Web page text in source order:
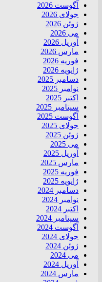
آگوست 2026
جولای 2026
ژوئن 2026
می 2026
آوریل 2026
مارس 2026
فوریه 2026
ژانویه 2026
دسامبر 2025
نوامبر 2025
اکتبر 2025
سپتامبر 2025
آگوست 2025
جولای 2025
ژوئن 2025
می 2025
آوریل 2025
مارس 2025
فوریه 2025
ژانویه 2025
دسامبر 2024
نوامبر 2024
اکتبر 2024
سپتامبر 2024
آگوست 2024
جولای 2024
ژوئن 2024
می 2024
آوریل 2024
مارس 2024